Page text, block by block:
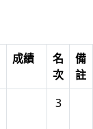
成績
名
次
備
註
3